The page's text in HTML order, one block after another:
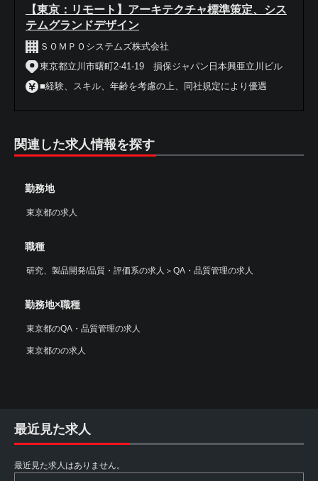
【東京：リモート】アーキテクチャ標準策定、シス
テムグランドデザイン
ＳＯＭＰＯシステムズ株式会社
東京都立川市曙町2-41-19 損保ジャパン日本興亜立川ビル
■経験、スキル、年齢を考慮の上、同社規定により優遇
関連した求人情報を探す
勤務地
東京都の求人
職種
研究、製品開発/品質・評価系の求人 ＞ QA・品質管理の求人
勤務地×職種
東京都のQA・品質管理の求人
東京都のの求人
最近見た求人
最近見た求人はありません。